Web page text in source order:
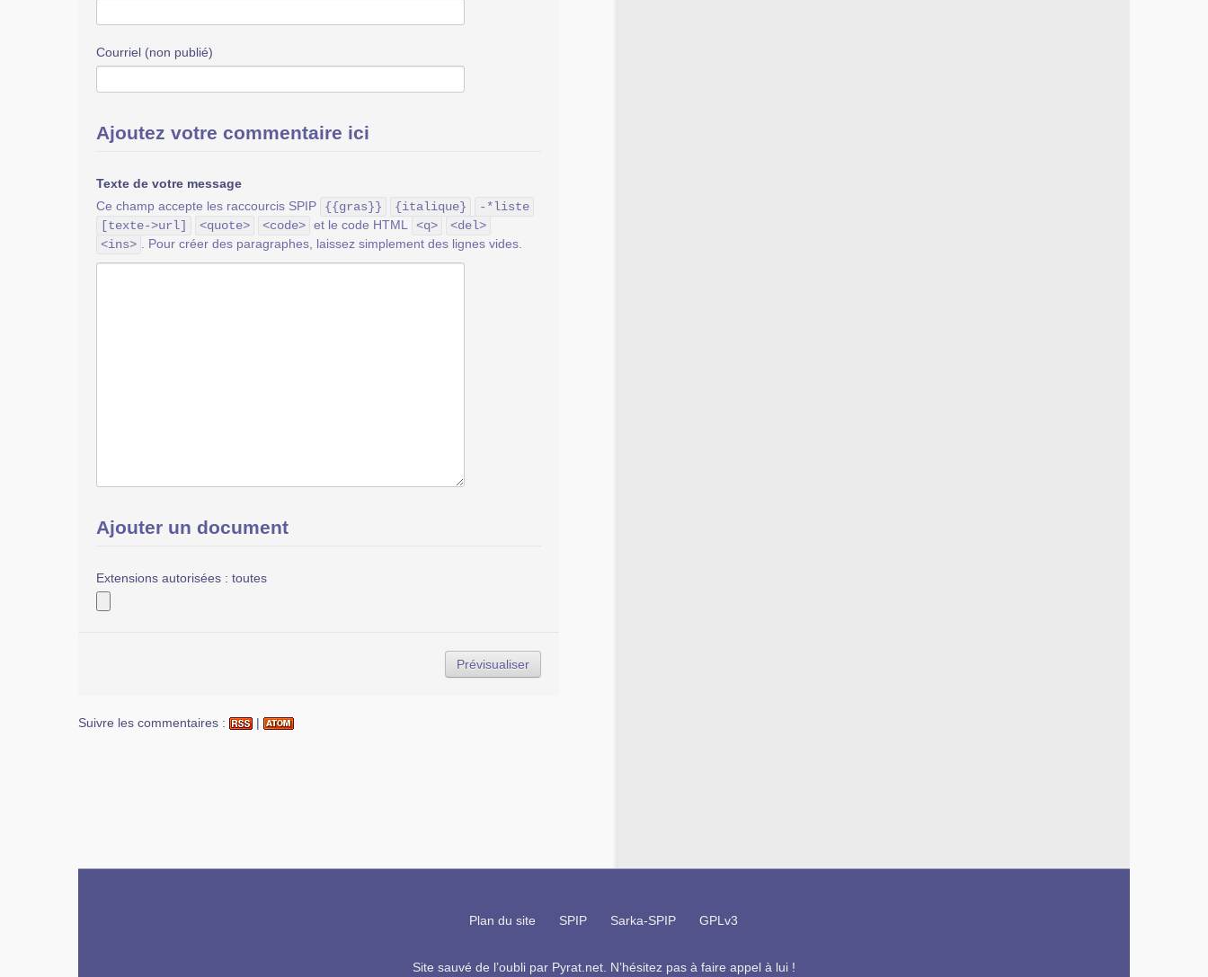
Courriel (non publié)
Ajoutez votre commentaire ici
Texte de votre message
Ce champ accepte les raccourcis SPIP
{{gras}} {italique}
-*liste
[texte->url]
<quote> <code> et le code HTML <q>
<del>
<ins>
. Pour créer des paragraphes, laissez simplement des lignes vides.
Ajouter un document
Extensions autorisées : toutes
Suivre les commentaires : |
Plan du site SPIP Sarka-SPIP GPLv3
Site sauvé de l’oubli par Pyrat.net . N’hésitez pas à faire appel à lui !